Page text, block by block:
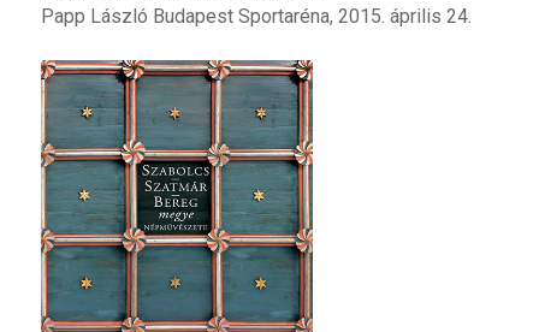
Papp László Budapest Sportaréna, 2015. április 24.